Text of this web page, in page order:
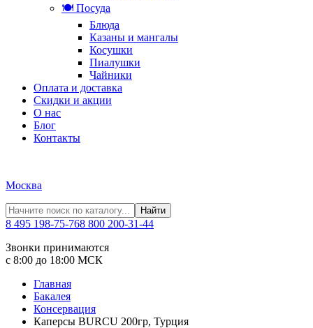
🍽️ Посуда
Блюда
Казаны и мангалы
Косушки
Пиалушки
Чайники
Оплата и доставка
Скидки и акции
О нас
Блог
Контакты
Москва
Найти
8 495 198-75-768 800 200-31-44
Звонки принимаются
с 8:00 до 18:00 МСК
Главная
Бакалея
Консервация
Каперсы BURCU 200гр, Турция